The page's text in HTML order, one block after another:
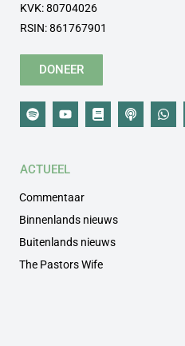
KVK: 80704026
RSIN: 861767901
DONEER
ACTUEEL
Commentaar
Binnenlands nieuws
Buitenlands nieuws
The Pastors Wife